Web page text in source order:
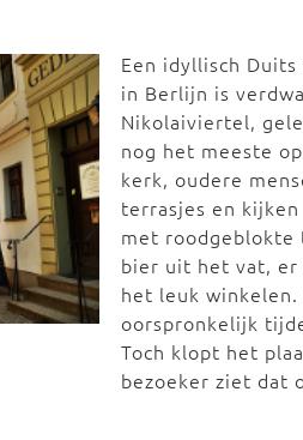
Een idyllisch
in Berlijn is
Nikolaiviertel,
nog het meeste
kerk, oudere
terrasjes en
met roodgeblokte
bier uit het vat, er
het leuk
oorspronkelijk
Toch klopt het
bezoeker ziet dat